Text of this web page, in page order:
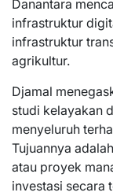
Danantara
infrastruktur
infrastruktur
agrikultur.
Djamal
studi kelayakan
menyeluruh
Tujuannya
atau proyek
investasi secara